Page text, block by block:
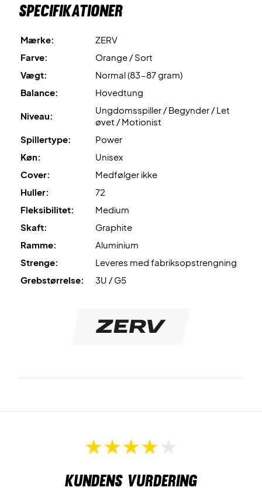
hårdhed.
Leveres uden cover.
Specifikationer
Mærke:
ZERV
Farve:
Orange / Sort
Vægt:
Normal (83-87 gram)
Balance:
Hovedtung
Niveau:
Ungdomsspiller / Begynder / Let
øvet / Motionist
Spillertype:
Power
Køn:
Unisex
Cover:
Medfølger ikke
Huller:
72
Fleksibilitet:
Medium
Skaft:
Graphite
Ramme:
Aluminium
Strenge:
Leveres med fabriksopstrengning
Grebstørrelse:
3U / G5
Kundens vurdering